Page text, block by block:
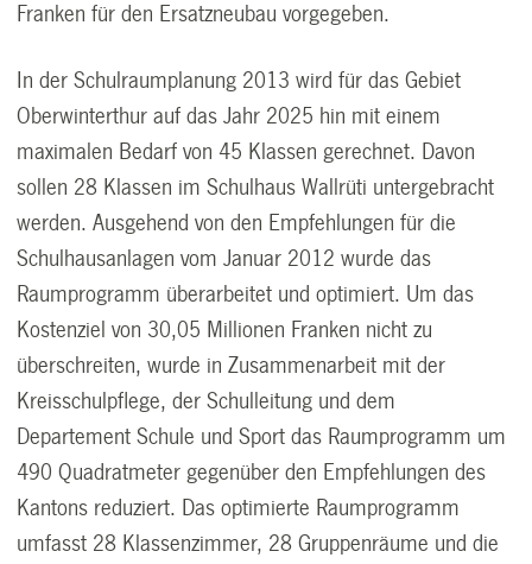
Franken für den Ersatzneubau vorgegeben.
In der Schulraumplanung 2013 wird für das Gebiet
Oberwinterthur auf das Jahr 2025 hin mit einem
maximalen Bedarf von 45 Klassen gerechnet. Davon
sollen 28 Klassen im Schulhaus Wallrüti untergebracht
werden. Ausgehend von den Empfehlungen für die
Schulhausanlagen vom Januar 2012 wurde das
Raumprogramm überarbeitet und optimiert. Um das
Kostenziel von 30,05 Millionen Franken nicht zu
überschreiten, wurde in Zusammenarbeit mit der
Kreisschulpflege, der Schulleitung und dem
Departement Schule und Sport das Raumprogramm um
490 Quadratmeter gegenüber den Empfehlungen des
Kantons reduziert. Das optimierte Raumprogramm
umfasst 28 Klassenzimmer, 28 Gruppenräume und die